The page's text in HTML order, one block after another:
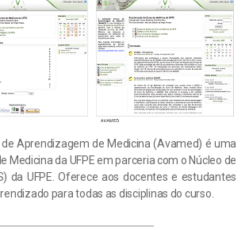
Aprendizagem de Medicina (Avamed) é uma
Medicina da UFPE em parceria com o Núcleo de
da UFPE. Oferece aos docentes e estudantes
para todas as disciplinas do curso.